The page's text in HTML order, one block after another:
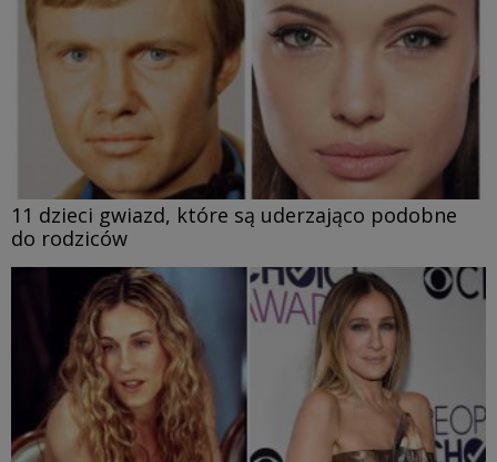
11 dzieci gwiazd, które są uderzająco podobne
do rodziców